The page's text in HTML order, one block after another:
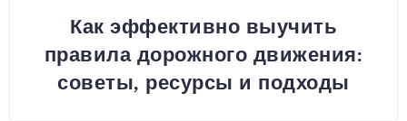
Как эффективно выучить
правила дорожного движения:
советы, ресурсы и подходы